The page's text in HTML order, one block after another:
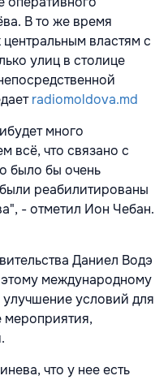
В то же время
властям с
улиц в столице
radiomoldova.md
много
всё, что связано с
было бы очень
реабилитированы
- отметил Ион Чебан.
Даниел Водэ
этому международному
условий для
мероприятия,
что у нее есть